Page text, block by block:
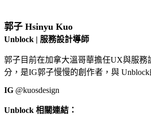
郭子 Hsinyu Kuo
Unblock | 服務設計導師
郭子目前在加拿大溫哥華擔任UX與服
分，是IG郭子慢慢的創作者，與
IG @kuosdesign
Unblock 相關連結：